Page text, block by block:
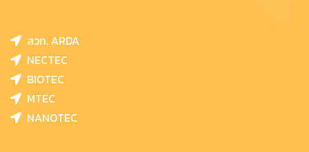
สวก. ARDA
NECTEC
BIOTEC
MTEC
NANOTEC